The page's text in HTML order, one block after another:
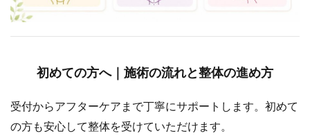
初めての方へ｜施術の流れと整体の進め方
受付からアフターケアまで丁寧にサポートします。初めて
の方も安心して整体を受けていただけます。